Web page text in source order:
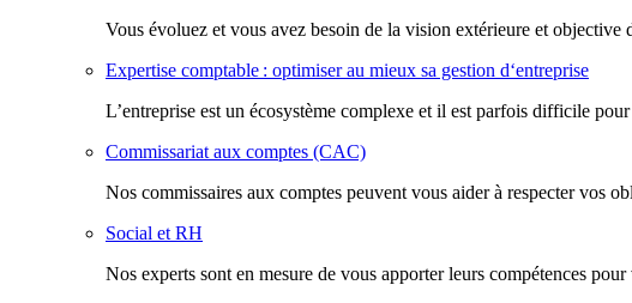
Vous évoluez et vous avez besoin de la vision extérieure et objective
Expertise comptable : optimiser au mieux sa gestion d‘entreprise
L’entreprise est un écosystème complexe et il est parfois difficile
Commissariat aux comptes (CAC)
Nos commissaires aux comptes peuvent vous aider à respecter vos
Social et RH
Nos experts sont en mesure de vous apporter leurs compétences